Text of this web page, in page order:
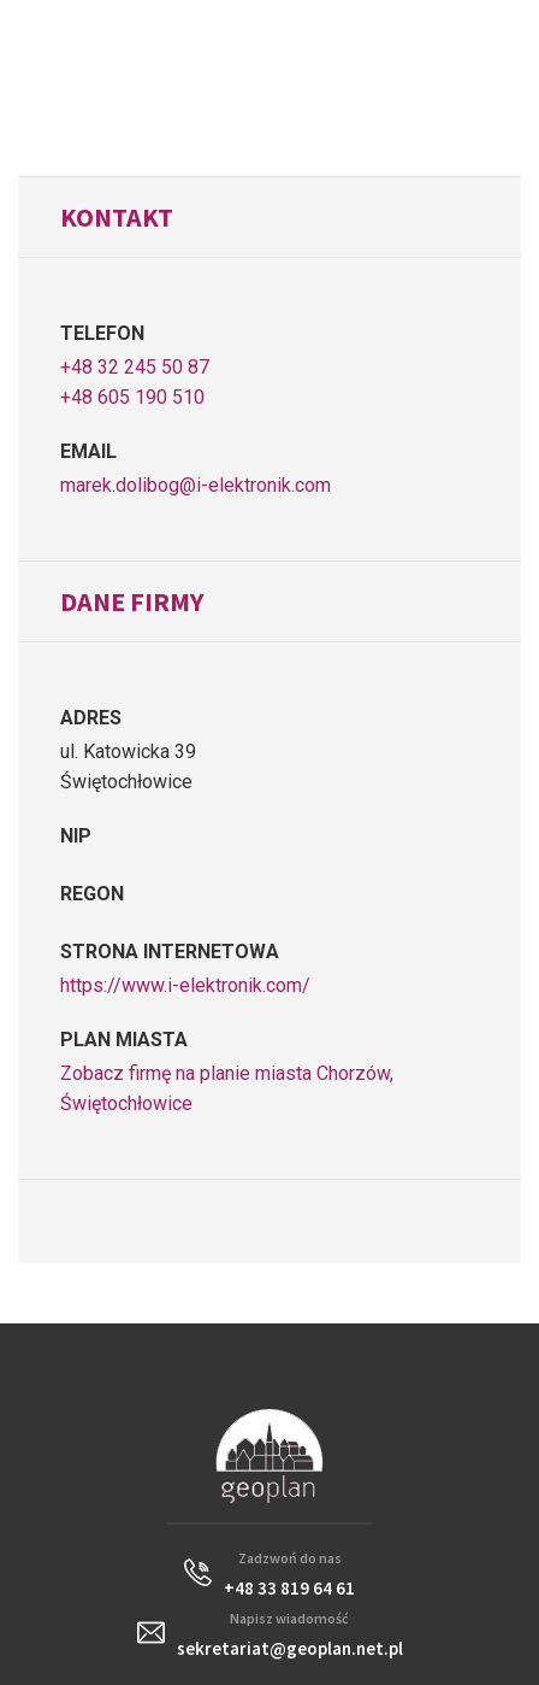
KONTAKT
TELEFON
+48 32 245 50 87
+48 605 190 510
EMAIL
marek.dolibog@i-elektronik.com
DANE FIRMY
ADRES
ul. Katowicka 39
Świętochłowice
NIP
REGON
STRONA INTERNETOWA
https://www.i-elektronik.com/
PLAN MIASTA
Zobacz firmę na planie miasta Chorzów,
Świętochłowice
Zadzwoń do nas
+48 33 819 64 61
Napisz wiadomość
sekretariat@geoplan.net.pl